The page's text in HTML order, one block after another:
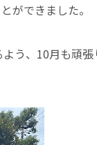
ができました。
う、10月も頑